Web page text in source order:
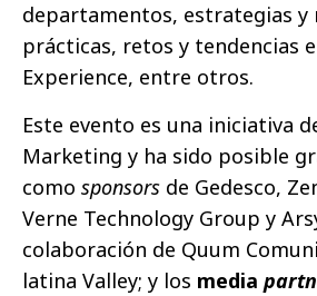
departamentos, estrategias y
prácticas, retos y tendencias
Experience, entre otros.
Este evento es una iniciativa
Marketing y ha sido posible
como sponsors de Gedesco,
Verne Technology Group y
colaboración de Quum
latina Valley; y los media